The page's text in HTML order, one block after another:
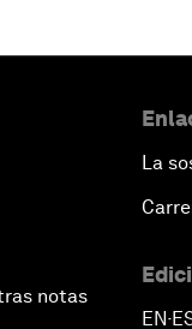
notas
La
EN ▪